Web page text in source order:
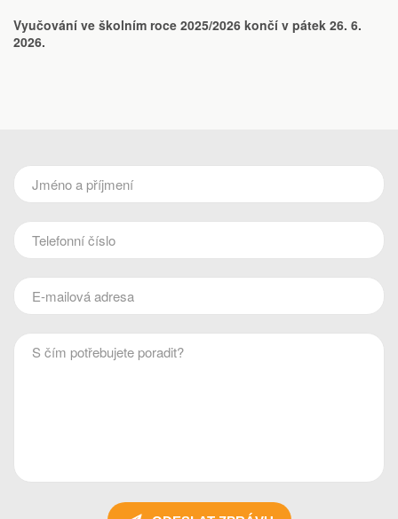
Vyučování ve školním roce 2025/2026 končí v pátek 26. 6.
2026.